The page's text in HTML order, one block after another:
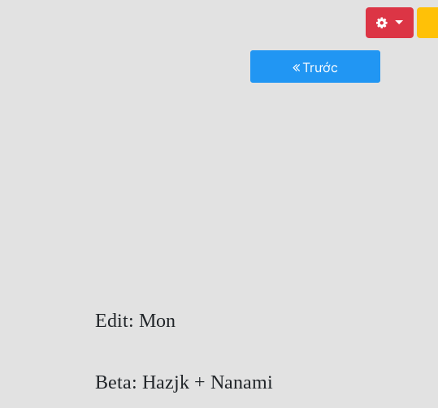
Trước
Edit: Mon
Beta: Hazjk + Nanami